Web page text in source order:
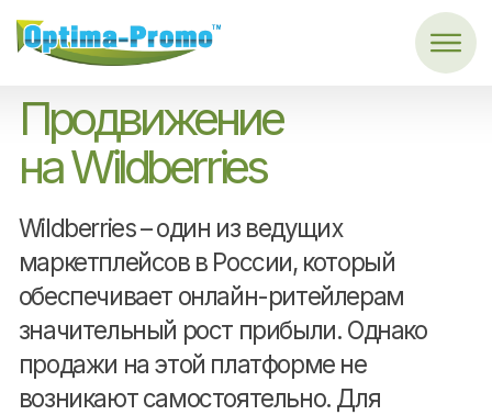
на Wildberries
Wildberries – один из ведущих
маркетплейсов в России, который
значительный рост прибыли. Однако
продажи на этой платформе не
возникают самостоятельно. Для
достижения желаемых результатов
необходимо умело продвигаться.
Рассказывает:
Дмитрий Голованов